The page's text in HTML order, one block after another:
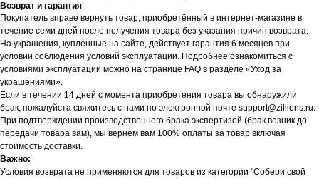
Возврат и гарантия
Покупатель вправе вернуть товар, приобретённый в интернет-магазине в
течение семи дней после получения товара без указания причин возврата.
На украшения, купленные на сайте, действует гарантия 6 месяцев при
условии соблюдения условий эксплуатации. Подробнее ознакомиться с
условиями эксплуатации можно на странице FAQ в разделе «Уход за
украшениями».
Если в течении 14 дней с момента приобретения товара вы обнаружили
брак, пожалуйста свяжитесь с нами по электронной почте support@zillions.ru.
При подтверждении производственного брака экспертизой (брак возник до
передачи товара вам), мы вернем вам 100% оплаты за товар включая
стоимость доставки.
Важно:
Условия возврата не применяются для товаров из категории "Собери свой